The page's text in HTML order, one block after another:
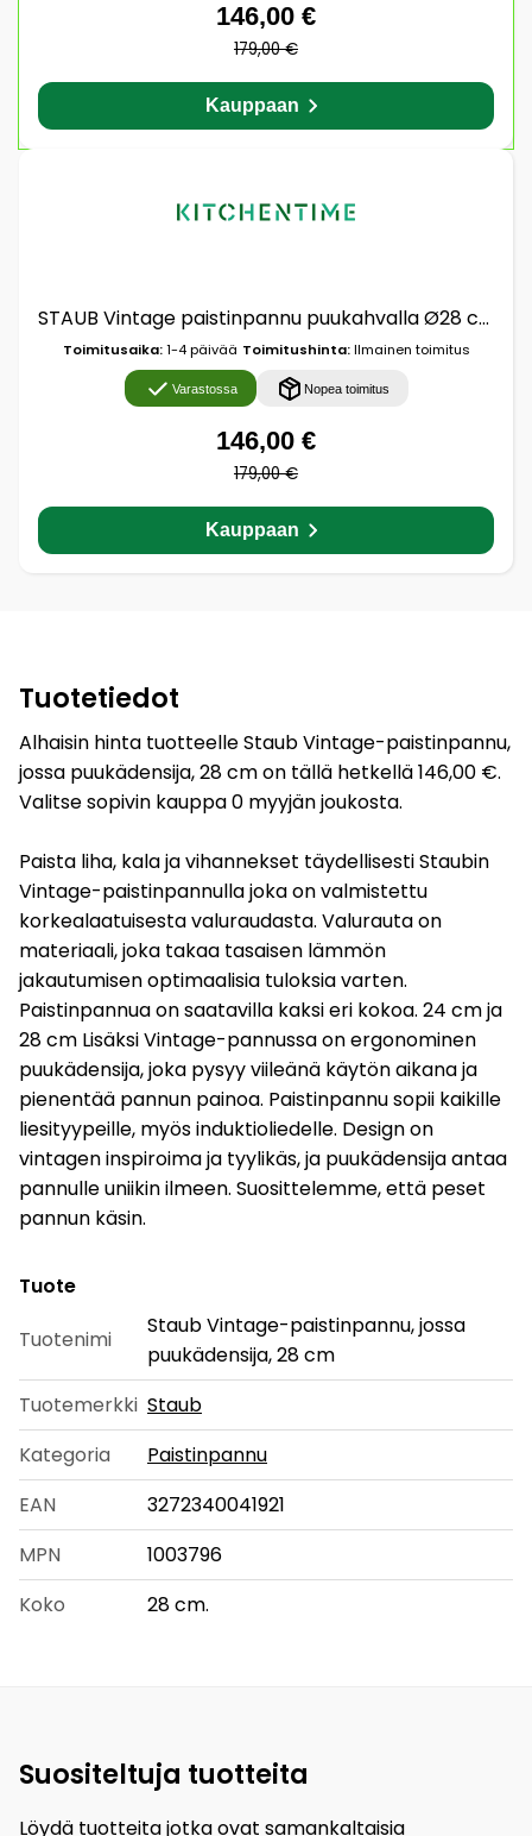
146,00 €
179,00 €
Kauppaan
STAUB Vintage paistinpannu puukahvalla Ø28 cm Musta
Toimitusaika:1-4 päivää Toimitushinta:Ilmainen toimitus
Varastossa Nopea toimitus
146,00 €
179,00 €
Kauppaan
Tuotetiedot
Alhaisin hinta tuotteelle Staub Vintage-paistinpannu,
jossa puukädensija, 28 cm on tällä hetkellä 146,00 €.
Valitse sopivin kauppa 0 myyjän joukosta.
Paista liha, kala ja vihannekset täydellisesti Staubin
Vintage-paistinpannulla joka on valmistettu
korkealaatuisesta valuraudasta. Valurauta on
materiaali, joka takaa tasaisen lämmön
jakautumisen optimaalisia tuloksia varten.
Paistinpannua on saatavilla kaksi eri kokoa. 24 cm ja
28 cm Lisäksi Vintage-pannussa on ergonominen
puukädensija, joka pysyy viileänä käytön aikana ja
pienentää pannun painoa. Paistinpannu sopii kaikille
liesityypeille, myös induktioliedelle. Design on
vintagen inspiroima ja tyylikäs, ja puukädensija antaa
pannulle uniikin ilmeen. Suosittelemme, että peset
pannun käsin.
Tuote
Tuotenimi
Staub Vintage-paistinpannu, jossa
puukädensija, 28 cm
Tuotemerkki Staub
Kategoria
Paistinpannu
EAN
3272340041921
MPN
1003796
Koko
28 cm.
Suositeltuja tuotteita
Löydä tuotteita jotka ovat samankaltaisia